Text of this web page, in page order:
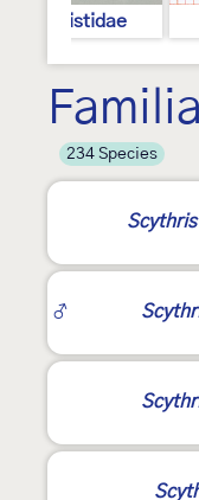
Elachistidae
Familia
234 Species
♂